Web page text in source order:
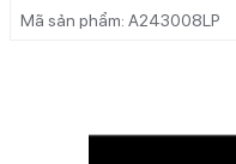
Mã sản phẩm: A243008LP